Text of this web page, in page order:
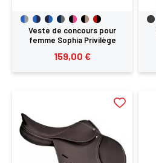
Veste de concours pour
femme Sophia Privilège
159,00 €